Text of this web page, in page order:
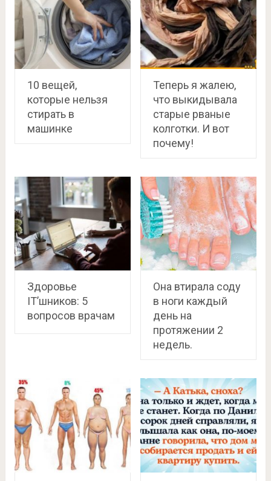
10 вещей,
которые нельзя
стирать в
машинке
Теперь я жалею,
что выкидывала
старые рваные
колготки. И вот
почему!
Здоровье
IT’шников: 5
вопросов врачам
Она втирала соду
в ноги каждый
день на
протяжении 2
недель.